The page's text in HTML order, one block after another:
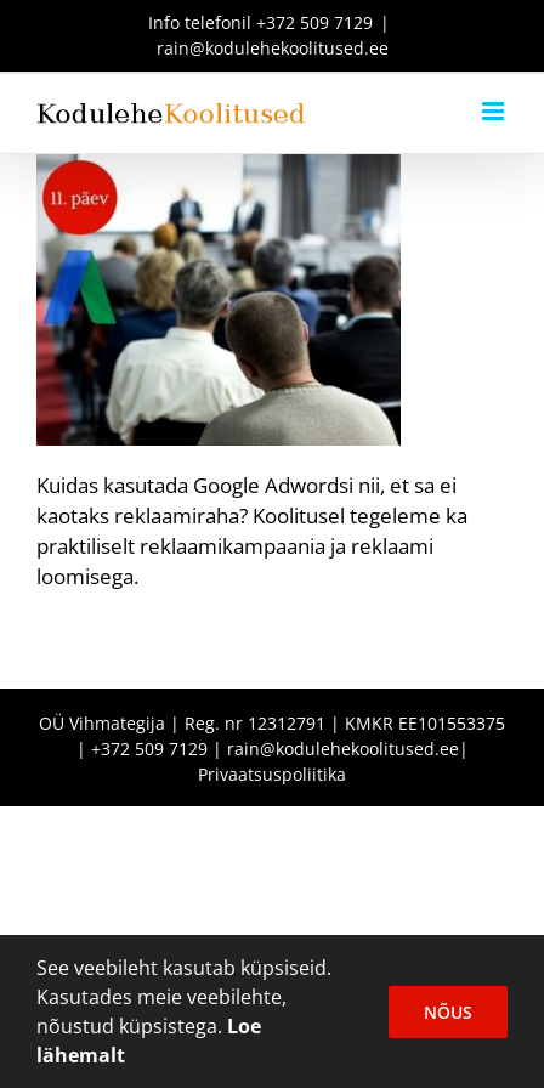
content
Info telefonil +372 509 7129 |
rain@kodulehekoolitused.ee
Kuidas kasutada Google Adwordsi nii, et sa ei
kaotaks reklaamiraha? Koolitusel tegeleme ka
praktiliselt reklaamikampaania ja reklaami
loomisega.
OÜ Vihmategija | Reg. nr 12312791 | KMKR EE101553375
| +372 509 7129| rain@kodulehekoolitused.ee|
Privaatsuspoliitika
See veebileht kasutab küpsiseid.
Kasutades meie veebilehte,
nõustud küpsistega. Loe
lähemalt
NÕUS